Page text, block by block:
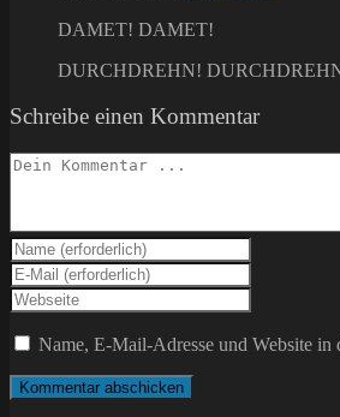
DAMET! DAMET!
DURCHDREHN!
Schreibe einen Kommentar
Kommentieren
Gib
deinen
Namen
oder
Benutzernamen
zum
Kommentieren
ein
Gib
deine
E-
Mail-
Adresse
zum
Kommentieren
Gib
deine
Website-
ein
(optional)
Name, E-Mail-Adresse und Website in